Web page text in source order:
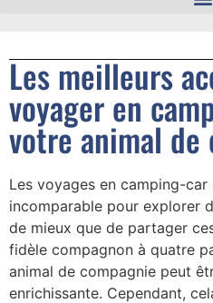
Les meilleurs
voyager en
votre animal de
Les voyages en camping-
incomparable pour explorer
de mieux que de partager
fidèle compagnon à quatre
animal de compagnie peut
enrichissante. Cependant,